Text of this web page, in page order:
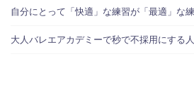
自分にとって「快適」な練習が「最適」な
大人バレエアカデミーで秒で不採用にする